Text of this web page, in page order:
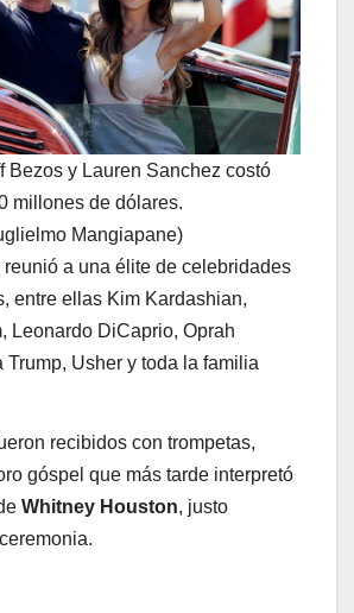
Bezos y Lauren Sanchez costó
millones de dólares.
Mangiapane)
reunió a una élite de celebridades
entre ellas Kim Kardashian,
Leonardo DiCaprio, Oprah
Trump, Usher y toda la familia
recibidos con trompetas,
góspel que más tarde interpretó
Whitney Houston, justo